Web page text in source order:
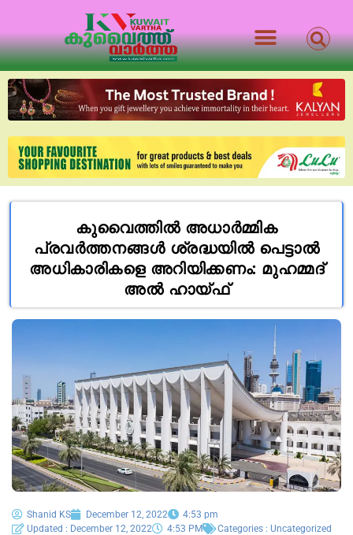
കുവൈത്തിൽ അധാർമ്മിക
പ്രവർത്തനങ്ങൾ ശ്രദ്ധയിൽ പെട്ടാൽ
അധികാരികളെ അറിയിക്കണം: മുഹമ്മദ്
അൽ ഹായ്ഫ്
Shanid KS December 12, 2022
4:53 pm
Updated : December 12, 2022
4:53 PM Categories : Uncategorized